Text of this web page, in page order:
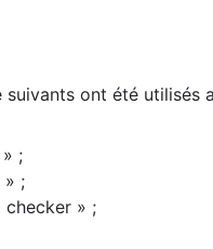
ont été utilisés
;
» ;
checker » ;